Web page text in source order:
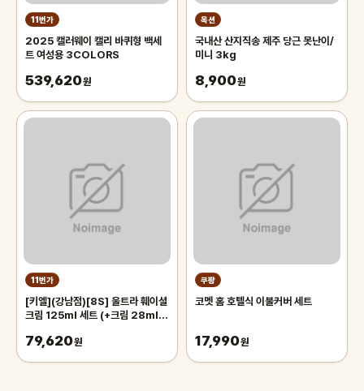
11번가
2025 캘러웨이 캘리 바퀴형 백세
트 여성용 3COLORS
539,620원
옥션
국내산 산지직송 제주 당근 못난이/
미니 3kg
8,900원
11번가
[키엘](강남점)[8S] 울트라 훼이셜
크림 125ml 세트 (+크림 28ml
79,620원
쿠팡
코멧 홈 호텔식 이불커버 세트
17,990원